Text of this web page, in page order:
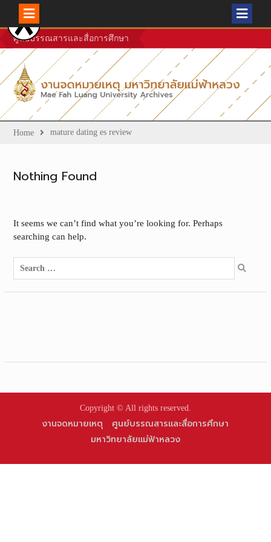
Skip
to
content
ศูนย์บรรณสารและสื่อการศึกษา
Home mature dating es review
Nothing Found
It seems we can’t find what you’re looking for. Perhaps
searching can help.
Search
for:
Copyright © All rights reserved.
งานจดหมายเหตุ
ศูนย์บรรณสารและสื่อการศึกษา
มหาวิทยาลัยแม่ฟ้าหลวง